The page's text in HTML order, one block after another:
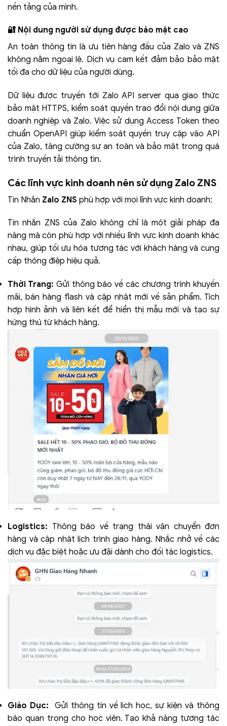
nền tảng của mình.
🔐 Nội dung người sử dụng được bảo mật cao
An toàn thông tin là ưu tiên hàng đầu của Zalo và ZNS
không nằm ngoại lệ. Dịch vụ cam kết đảm bảo bảo mật
tối đa cho dữ liệu của người dùng.
Dữ liệu được truyền tới Zalo API server qua giao thức
bảo mật HTTPS, kiểm soát quyền trao đổi nội dung giữa
doanh nghiệp và Zalo. Việc sử dụng Access Token theo
chuẩn OpenAPI giúp kiểm soát quyền truy cập vào API
của Zalo, tăng cường sự an toàn và bảo mật trong quá
trình truyền tải thông tin.
Các lĩnh vực kinh doanh nên sử dụng Zalo ZNS
Tin Nhắn Zalo ZNS phù hợp với mọi lĩnh vực kinh doanh:
Tin nhắn ZNS của Zalo không chỉ là một giải pháp đa
năng mà còn phù hợp với nhiều lĩnh vực kinh doanh khác
nhau, giúp tối ưu hóa tương tác với khách hàng và cung
cấp thông điệp hiệu quả.
Thời Trang: Gửi thông báo về các chương trình khuyến
mãi, bán hàng flash và cập nhật mới về sản phẩm. Tích
hợp hình ảnh và liên kết để hiển thị mẫu mới và tạo sự
hứng thú từ khách hàng.
Logistics: Thông báo về trạng thái vận chuyển đơn
hàng và cập nhật lịch trình giao hàng. Nhắc nhở về các
dịch vụ đặc biệt hoặc ưu đãi dành cho đối tác logistics.
Giáo Dục:
Gửi thông tin về lịch học, sự kiện và thông
báo quan trọng cho học viên. Tạo khả năng tương tác